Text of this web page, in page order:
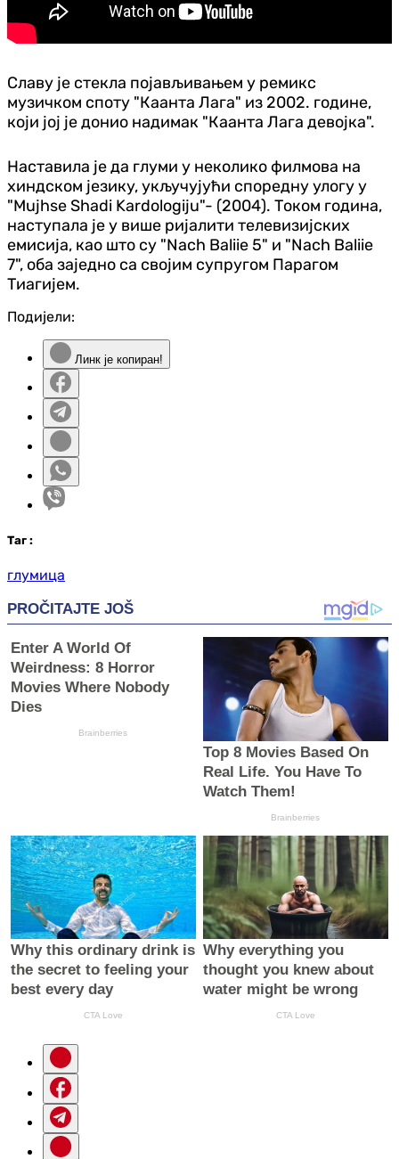
Славу је стекла појављивањем у ремикс
музичком споту "Каанта Лага" из 2002. године,
који јој је донио надимак "Каанта Лага девојка".
Наставила је да глуми у неколико филмова на
хиндском језику, укључујући споредну улогу у
"Mujhse Shadi Kardologiju"- (2004). Током година,
наступала је у више ријалити телевизијских
емисија, као што су "Nach Baliie 5" и "Nach Baliie
7", оба заједно са својим супругом Парагом
Тиагијем.
Подијели:
Линк је копиран!
Таг :
глумица